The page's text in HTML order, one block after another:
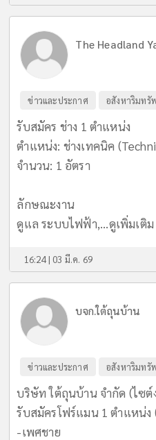
The Headland
ข่าวและประกาศ อสังหาริมทรั
รับสมัคร ช่าง 1 ตำแหน่ง
ตำแหน่ง: ช่างเทคนิค
จำนวน: 1 อัตรา
ลักษณะงาน
ดูแล ระบบไฟฟ้า,...ดูเพิ่มเติม
16:24 | 03 มี.ค. 69
บจก.ใต้ถุนบ้าน
ข่าวและประกาศ อสังหาริมทรั
บริษัท ใต้ถุนบ้าน จำกัด (ไซต์
รับสมัครโฟร์แมน 1 ตำแหน่ง
-เพศชาย